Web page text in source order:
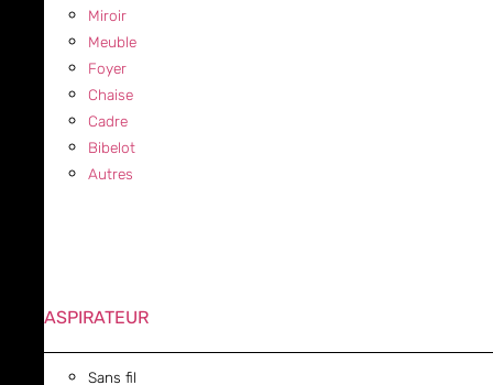
Miroir
Meuble
Foyer
Chaise
Cadre
Bibelot
Autres
ASPIRATEUR
Sans fil